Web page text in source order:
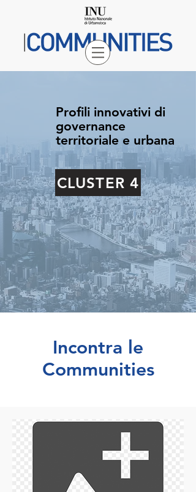
Profili innovativi di
governance
territoriale e urbana
CLUSTER 4
Incontra le
Communities